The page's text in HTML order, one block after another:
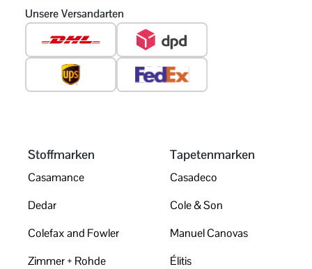
Unsere Versandarten
Stoffmarken
Casamance
Dedar
Colefax and Fowler
Zimmer + Rohde
Tapetenmarken
Casadeco
Cole & Son
Manuel Canovas
Élitis